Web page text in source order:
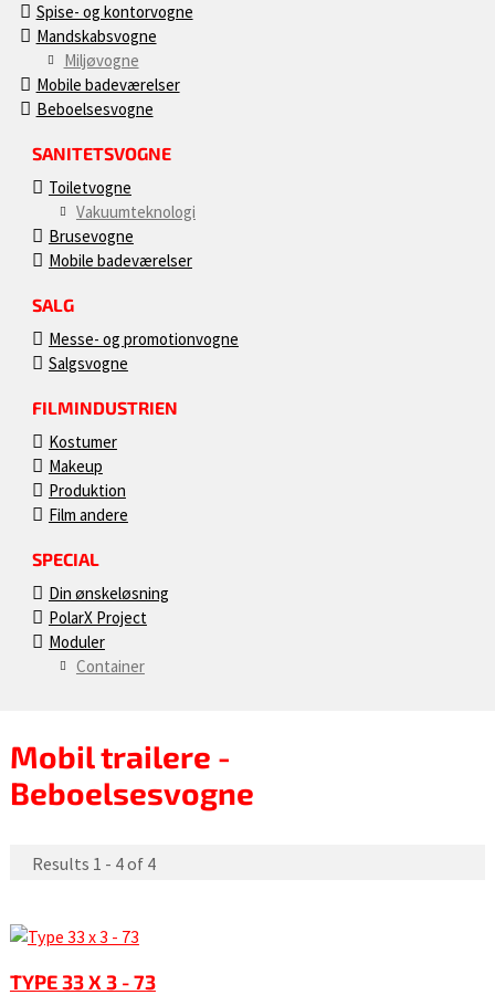
Spise- og kontorvogne
Mandskabsvogne
Miljøvogne
Mobile badeværelser
Beboelsesvogne
SANITETSVOGNE
Toiletvogne
Vakuumteknologi
Brusevogne
Mobile badeværelser
SALG
Messe- og promotionvogne
Salgsvogne
FILMINDUSTRIEN
Kostumer
Makeup
Produktion
Film andere
SPECIAL
Din ønskeløsning
PolarX Project
Moduler
Container
Mobil trailere -
Beboelsesvogne
Results 1 - 4 of 4
TYPE 33 X 3 - 73